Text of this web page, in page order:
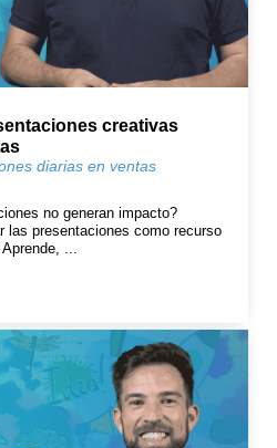
creativas
diarias en ventas
no generan impacto?
las presentaciones como recurso
...